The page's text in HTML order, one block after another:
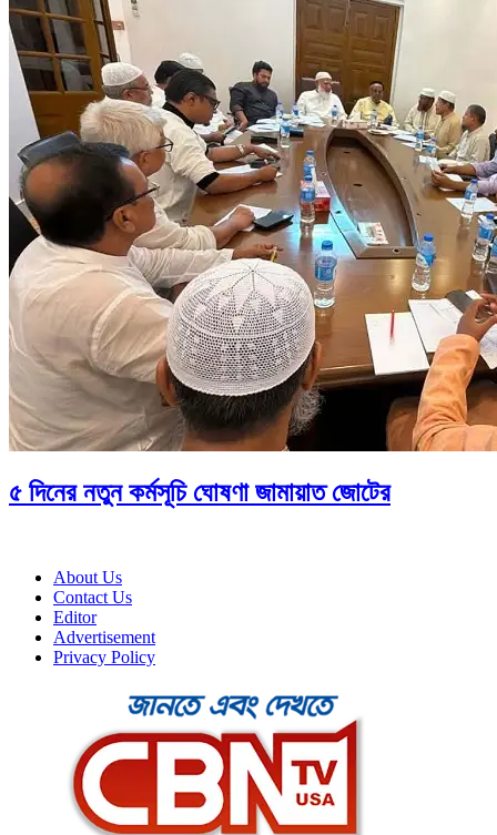
৫ দিনের নতুন কর্মসূচি ঘোষণা জামায়াত জোটের
About Us
Contact Us
Editor
Advertisement
Privacy Policy